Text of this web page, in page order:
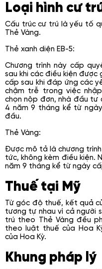
Loại hình cư
Cấu trúc cư trú là yếu tố
Thẻ Vàng.
Thẻ xanh diện EB-5:
Chương trình này cấp
sau khi các điều kiện
cấp sau khi đáp ứng các
chậm trễ trong việc
chọn nộp đơn, nhà đầu tư
4 năm 9 tháng kể từ
đầu.
Thẻ Vàng:
Được mô tả là chương
tức, không kèm điều kiện.
năm 9 tháng kể từ ngày
Thuế tại Mỹ
Từ góc độ thuế, kết quả
tương tự nhau vì cả người
trú theo Thẻ Vàng đều
theo luật thuế của Hoa
của Hoa Kỳ.
Khung pháp lý